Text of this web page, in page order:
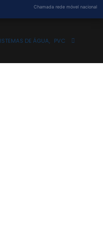
Chamada rede móvel nacional
DE ÁGUA, PVC